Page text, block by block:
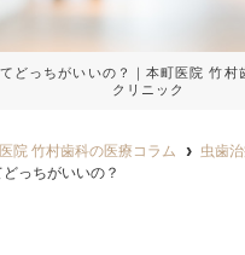
どっちがいいの？｜本町医院 竹村
クリニック
院 竹村歯科の医療コラム
虫歯
っちがいいの？